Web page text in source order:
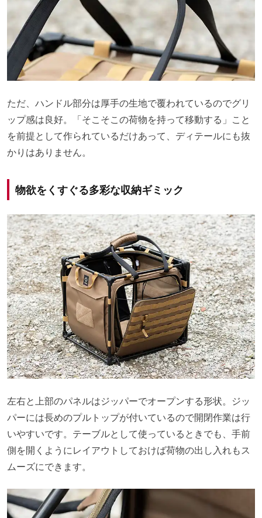
ただ、ハンドル部分は厚手の生地で覆われているのでグリ
ップ感は良好。「そこそこの荷物を持って移動する」こと
を前提として作られているだけあって、ディテールにも抜
かりはありません。
物欲をくすぐる多彩な収納ギミック
左右と上部のパネルはジッパーでオープンする形状。ジッ
パーには長めのプルトップが付いているので開閉作業は行
いやすいです。テーブルとして使っているときでも、手前
側を開くようにレイアウトしておけば荷物の出し入れもス
ムーズにできます。